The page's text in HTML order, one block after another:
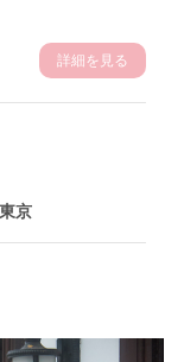
詳細を見る
京